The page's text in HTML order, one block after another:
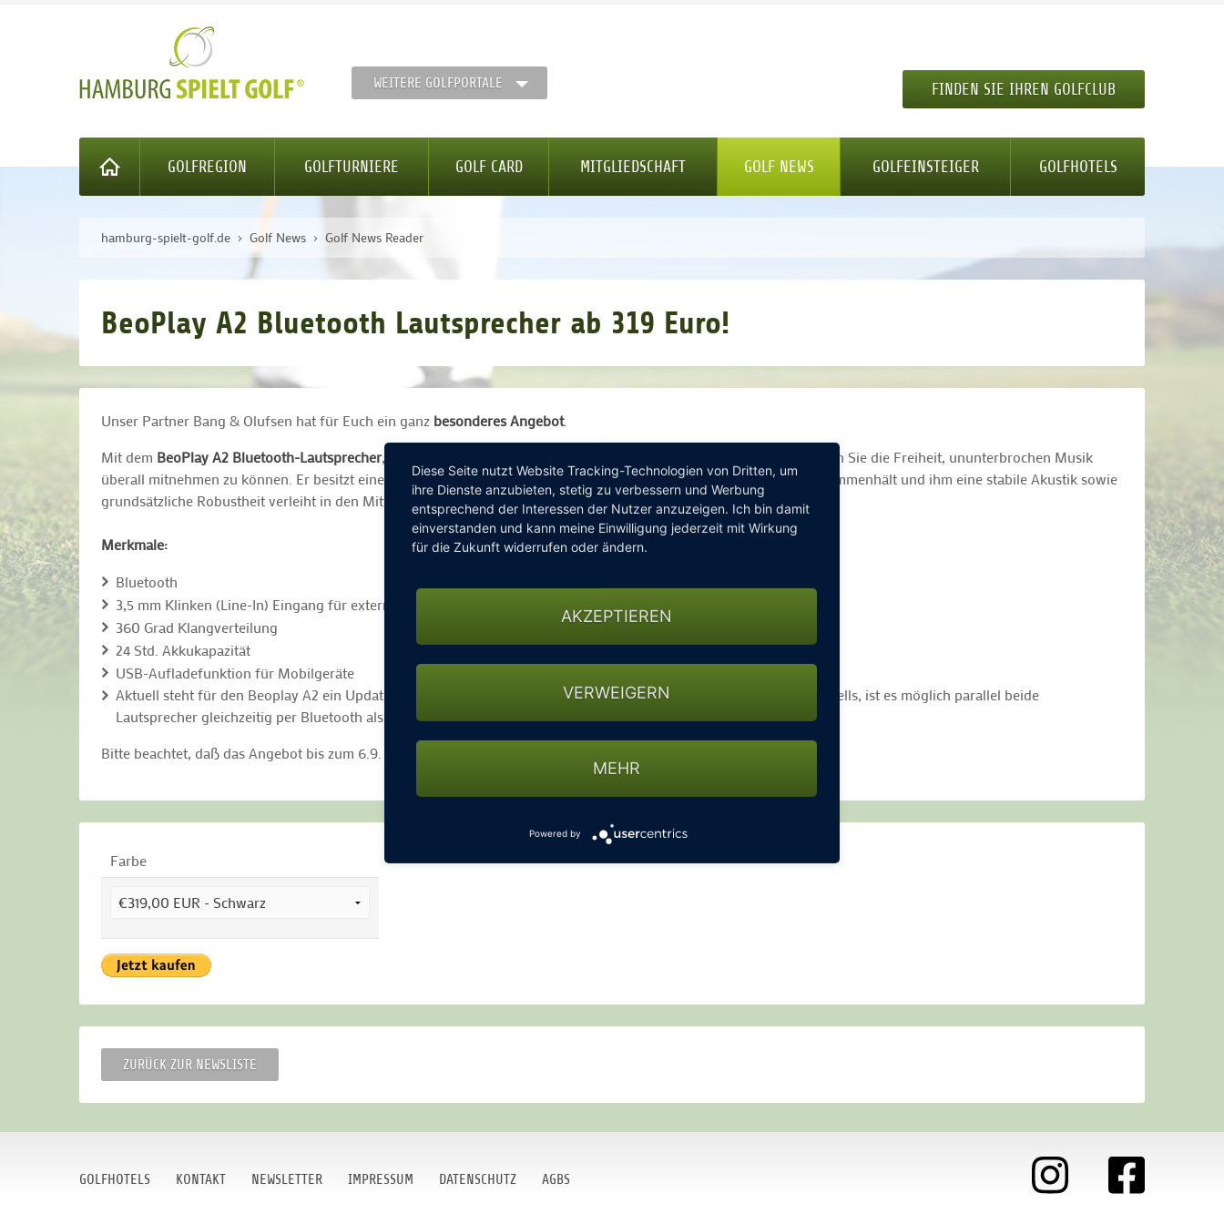
WEITERE GOLFPORTALE FINDEN SIE IHREN GOLFCLUB
GOLFREGION GOLFTURNIERE GOLF CARD MITGLIEDSCHAFT GOLF NEWS GOLFEINSTEIGER GOLFHOTELS
hamburg-spielt-golf.de Golf News Golf News Reader
BeoPlay A2 Bluetooth Lautsprecher ab 319 Euro!
Unser Partner Bang & Olufsen hat für Euch ein ganz besonderes Angebot.
Mit dem BeoPlay A2 Bluetooth-Lautsprecher, der innovativen und patentierten Klangverteilung (360 Grad) bekommen Sie die Freiheit, ununterbrochen Musik
überall mitnehmen zu können. Er besitzt eine grazile Note, den der solide Aluminiumkern, der den Lautsprecher zusammenhält und ihm eine stabile Akustik sowie
grundsätzliche Robustheit verleiht in den Mittelpunkt rückt.
Merkmale:
Bluetooth
3,5 mm Klinken (Line-In) Eingang für externe Geräte
360 Grad Klangverteilung
24 Std. Akkukapazität
USB-Aufladefunktion für Mobilgeräte
Aktuell steht für den Beoplay A2 ein Update zur Verfügung, daß es in sich hat. Bei Besitz von 2 Geräten dieses Modells, ist es möglich parallel beide
Lautsprecher gleichzeitig per Bluetooth als Stereosystem zu betreiben.
Bitte beachtet, daß das Angebot bis zum 6.9. gültig ist
Farbe
ZURÜCK ZUR NEWSLISTE
GOLFHOTELS KONTAKT NEWSLETTER IMPRESSUM DATENSCHUTZ AGBS
Diese Seite nutzt Website Tracking-Technologien von Dritten, um
ihre Dienste anzubieten, stetig zu verbessern und Werbung
entsprechend der Interessen der Nutzer anzuzeigen. Ich bin damit
einverstanden und kann meine Einwilligung jederzeit mit Wirkung
für die Zukunft widerrufen oder ändern.
AKZEPTIEREN
VERWEIGERN
MEHR
Powered by